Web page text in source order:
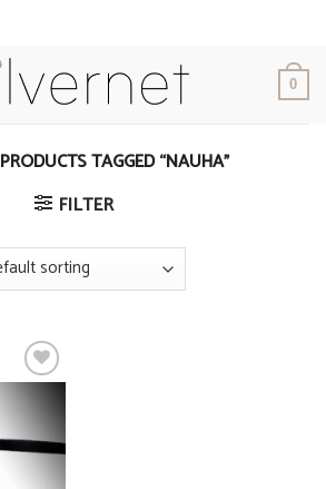
0
PRODUCTS TAGGED “NAUHA”
FILTER
Wishlist